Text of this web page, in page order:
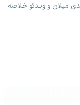
میلان و ویدئو خلاصه